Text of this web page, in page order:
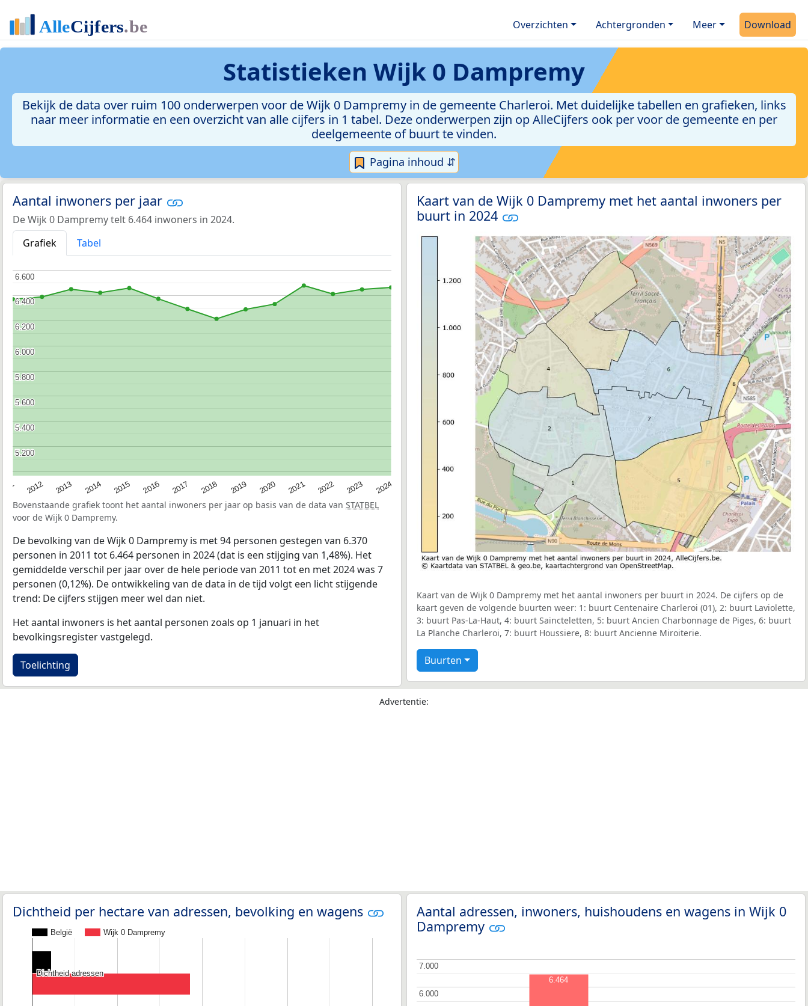
Overzichten Achtergronden Meer Download
Statistieken Wijk 0 Dampremy
Bekijk de data over ruim 100 onderwerpen voor de Wijk 0 Dampremy in de gemeente Charleroi. Met duidelijke tabellen en grafieken, links
naar meer informatie en een overzicht van alle cijfers in 1 tabel. Deze onderwerpen zijn op AlleCijfers ook per voor de gemeente en per
deelgemeente of buurt te vinden.
Pagina inhoud ⇵
Aantal inwoners per jaar
De Wijk 0 Dampremy telt 6.464 inwoners in 2024.
Grafiek
Tabel
2012 2013 2014 2015 2016 2017 2018 2019 2020 2021 2022 2023 2024
5.200
5.200
5.400
5.400
5.600
5.600
5.800
5.800
6.000
6.000
6.200
6.200
6.400
6.400
6.600
6.600
Bovenstaande grafiek toont het aantal inwoners per jaar op basis van de data van STATBEL
voor de Wijk 0 Dampremy.
De bevolking van de Wijk 0 Dampremy is met 94 personen gestegen van 6.370
personen in 2011 tot 6.464 personen in 2024 (dat is een stijging van 1,48%). Het
gemiddelde verschil per jaar over de hele periode van 2011 tot en met 2024 was 7
personen (0,12%). De ontwikkeling van de data in de tijd volgt een licht stijgende
trend: De cijfers stijgen meer wel dan niet.
Het aantal inwoners is het aantal personen zoals op 1 januari in het
bevolkingsregister vastgelegd.
Toelichting
Kaart van de Wijk 0 Dampremy met het aantal inwoners per
buurt in 2024
Kaart van de Wijk 0 Dampremy met het aantal inwoners per buurt in 2024. De cijfers op de
kaart geven de volgende buurten weer: 1: buurt Centenaire Charleroi (01), 2: buurt Laviolette,
3: buurt Pas-La-Haut, 4: buurt Saincteletten, 5: buurt Ancien Charbonnage de Piges, 6: buurt
La Planche Charleroi, 7: buurt Houssiere, 8: buurt Ancienne Miroiterie.
Buurten
Advertentie:
Dichtheid per hectare van adressen, bevolking en wagens
België Wijk 0 Dampremy
Dichtheid adressen
Dichtheid adressen
Aantal adressen, inwoners, huishoudens en wagens in Wijk 0
Dampremy
6.000
6.000
7.000
7.000
6.464